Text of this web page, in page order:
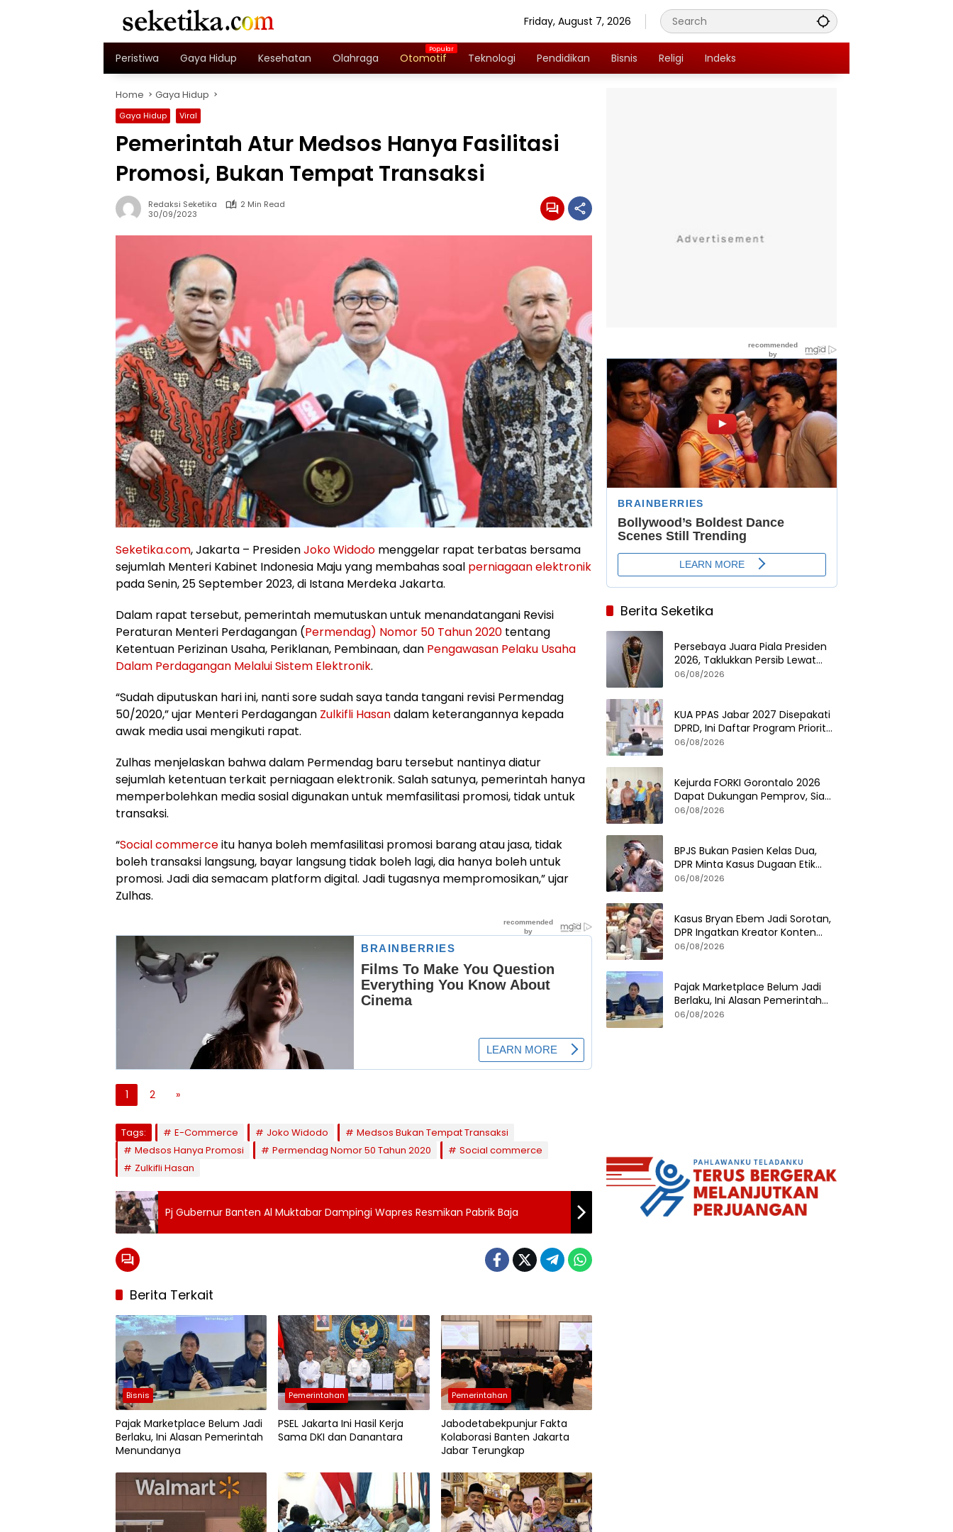
Friday, August 7, 2026
Peristiwa Gaya Hidup Kesehatan Olahraga Otomotif Teknologi Pendidikan Bisnis Religi Indeks
Home Gaya Hidup
Gaya Hidup Viral
Pemerintah Atur Medsos Hanya Fasilitasi
Promosi, Bukan Tempat Transaksi
Redaksi Seketika
2 Min Read
30/09/2023
Seketika.com, Jakarta – PresidenJoko Widodo menggelar rapat terbatas bersama
sejumlah Menteri Kabinet Indonesia Maju yang membahas soal perniagaan elektronik
pada Senin, 25 September 2023, di Istana Merdeka Jakarta.
Dalam rapat tersebut, pemerintah memutuskan untuk menandatangani Revisi
Peraturan Menteri Perdagangan (Permendag) Nomor 50 Tahun 2020 tentang
Ketentuan Perizinan Usaha, Periklanan, Pembinaan, dan Pengawasan Pelaku Usaha
Dalam Perdagangan Melalui Sistem Elektronik.
“Sudah diputuskan hari ini, nanti sore sudah saya tanda tangani revisi Permendag
50/2020,” ujar Menteri Perdagangan Zulkifli Hasandalam keterangannya kepada
awak media usai mengikuti rapat.
Zulhas menjelaskan bahwa dalam Permendag baru tersebut nantinya diatur
sejumlah ketentuan terkait perniagaan elektronik. Salah satunya, pemerintah hanya
memperbolehkan media sosial digunakan untuk memfasilitasi promosi, tidak untuk
transaksi.
“Social commerceitu hanya boleh memfasilitasi promosi barang atau jasa, tidak
boleh transaksi langsung, bayar langsung tidak boleh lagi, dia hanya boleh untuk
promosi. Jadi dia semacam platform digital. Jadi tugasnya mempromosikan,” ujar
Zulhas.
1 2 »
Tags: E-Commerce Joko Widodo
Medsos Bukan Tempat Transaksi
Medsos Hanya Promosi
Permendag Nomor 50 Tahun 2020
Social commerce
Zulkifli Hasan
Pj Gubernur Banten Al Muktabar Dampingi Wapres Resmikan Pabrik Baja
Berita Terkait
Bisnis
Pajak Marketplace Belum Jadi
Berlaku, Ini Alasan Pemerintah
Menundanya
Pemerintahan
PSEL Jakarta Ini Hasil Kerja
Sama DKI dan Danantara
Pemerintahan
Jabodetabekpunjur Fakta
Kolaborasi Banten Jakarta
Jabar Terungkap
Berita Seketika
Persebaya Juara Piala Presiden
2026, Taklukkan Persib Lewat
Adu Penalti Dramatis
06/08/2026
KUA PPAS Jabar 2027 Disepakati
DPRD, Ini Daftar Program Prioritas
Pemerintah Provinsi
06/08/2026
Kejurda FORKI Gorontalo 2026
Dapat Dukungan Pemprov, Siap
Cetak Atlet Karate Berprestasi
06/08/2026
BPJS Bukan Pasien Kelas Dua,
DPR Minta Kasus Dugaan Etik
Tenaga Kesehatan Diusut
06/08/2026
Kasus Bryan Ebem Jadi Sorotan,
DPR Ingatkan Kreator Konten
Soal Privasi dan UU PDP
06/08/2026
Pajak Marketplace Belum Jadi
Berlaku, Ini Alasan Pemerintah
Menundanya
06/08/2026